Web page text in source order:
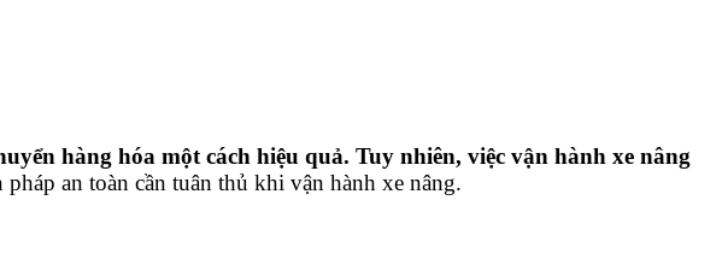
hàng hóa một cách hiệu quả. Tuy nhiên, việc vận hành xe nâng
an toàn cần tuân thủ khi vận hành xe nâng.